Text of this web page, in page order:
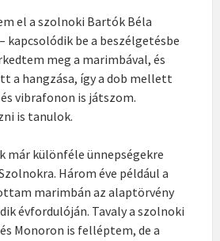
el a szolnoki Bartók Béla
kapcsolódik be a beszélgetésbe
meg a marimbával, és
a hangzása, így a dob mellett
vibrafonon is játszom.
is tanulok.
már különféle ünnepségekre
Három éve például a
marimbán az alaptörvény
évfordulóján. Tavaly a szolnoki
Monoron is felléptem, de a